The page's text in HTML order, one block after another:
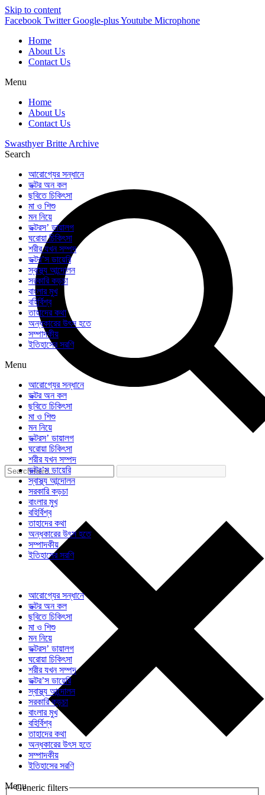
Skip to content
Facebook Twitter Google-plusYoutube Microphone
Home
About Us
Contact Us
Menu
Home
About Us
Contact Us
Swasthyer Britte Archive
Search
Generic filters
আরোগ্যের সন্ধানে
ডক্টর অন কল
ছবিতে চিকিৎসা
মা ও শিশু
মন নিয়ে
ডক্টরস’ ডায়ালগ
ঘরোয়া চিকিৎসা
শরীর যখন সম্পদ
ডক্টর’স ডায়েরি
স্বাস্থ্য আন্দোলন
সরকারি কড়চা
বাংলার মুখ
বহির্বিশ্ব
তাহাদের কথা
অন্ধকারের উৎস হতে
সম্পাদকীয়
ইতিহাসের সরণি
Menu
আরোগ্যের সন্ধানে
ডক্টর অন কল
ছবিতে চিকিৎসা
মা ও শিশু
মন নিয়ে
ডক্টরস’ ডায়ালগ
ঘরোয়া চিকিৎসা
শরীর যখন সম্পদ
ডক্টর’স ডায়েরি
স্বাস্থ্য আন্দোলন
সরকারি কড়চা
বাংলার মুখ
বহির্বিশ্ব
তাহাদের কথা
অন্ধকারের উৎস হতে
সম্পাদকীয়
ইতিহাসের সরণি
আরোগ্যের সন্ধানে
ডক্টর অন কল
ছবিতে চিকিৎসা
মা ও শিশু
মন নিয়ে
ডক্টরস’ ডায়ালগ
ঘরোয়া চিকিৎসা
শরীর যখন সম্পদ
ডক্টর’স ডায়েরি
স্বাস্থ্য আন্দোলন
সরকারি কড়চা
বাংলার মুখ
বহির্বিশ্ব
তাহাদের কথা
অন্ধকারের উৎস হতে
সম্পাদকীয়
ইতিহাসের সরণি
Menu